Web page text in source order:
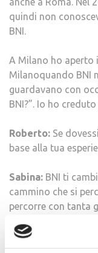
quindi non
BNI.
A Milano ho aperto
Milanoquando BNI
guardavano con
BNI?”. Io ho
Roberto: Se
base alla tua
Sabina: BNI ti
cammino che si
percorre con tanta
aprono tantissime
La mia esperienza